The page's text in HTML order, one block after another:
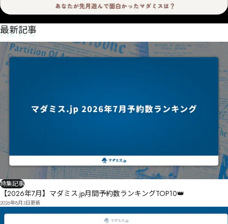
NEWS
最新記事
特集記事
【2026年7月】マダミス.jp月間予約数ランキングTOP10👑
2026年8月3日更新